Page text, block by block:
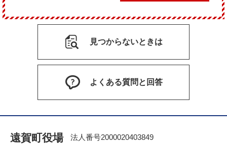
見つからないときは
よくある質問と回答
遠賀町役場
法人番号2000020403849